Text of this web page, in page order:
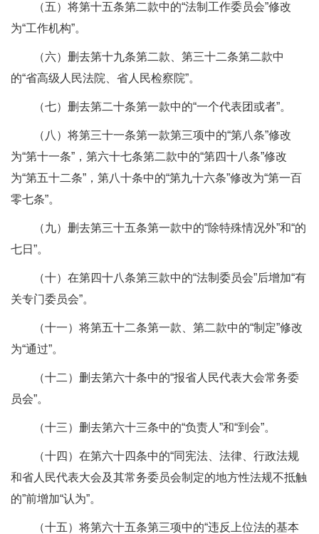
（五）将第十五条第二款中的“法制工作委员会”修改
为“工作机构”。
（六）删去第十九条第二款、第三十二条第二款中
的“省高级人民法院、省人民检察院”。
（七）删去第二十条第一款中的“一个代表团或者”。
（八）将第三十一条第一款第三项中的“第八条”修改
为“第十一条”，第六十七条第二款中的“第四十八条”修改
为“第五十二条”，第八十条中的“第九十六条”修改为“第一百
零七条”。
（九）删去第三十五条第一款中的“除特殊情况外”和“的
七日”。
（十）在第四十八条第三款中的“法制委员会”后增加“有
关专门委员会”。
（十一）将第五十二条第一款、第二款中的“制定”修改
为“通过”。
（十二）删去第六十条中的“报省人民代表大会常务委
员会”。
（十三）删去第六十三条中的“负责人”和“到会”。
（十四）在第六十四条中的“同宪法、法律、行政法规
和省人民代表大会及其常务委员会制定的地方性法规不抵触
的”前增加“认为”。
（十五）将第六十五条第三项中的“违反上位法的基本